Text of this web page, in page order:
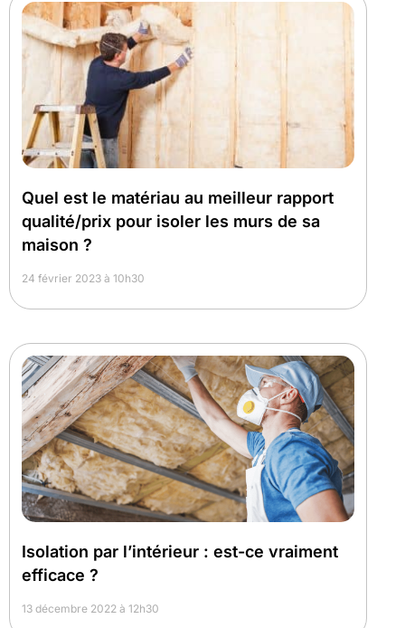
Quel est le matériau au meilleur rapport
qualité/prix pour isoler les murs de sa
maison ?
24 février 2023 à 10h30
Isolation par l’intérieur : est-ce vraiment
efficace ?
13 décembre 2022 à 12h30